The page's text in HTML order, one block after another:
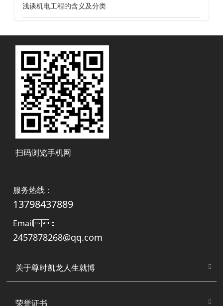
浅谈机电工程的含义及分类
扫码浏览手机网
服务热线 ：
13798437889
Email：
2457878268@qq.com
关于尊时凯龙人生就博
荣誉证书